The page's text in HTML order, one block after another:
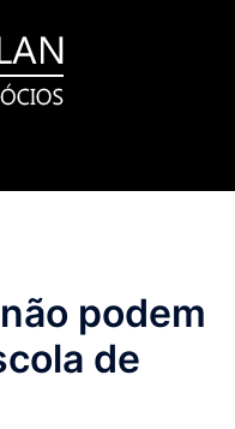
podem
de